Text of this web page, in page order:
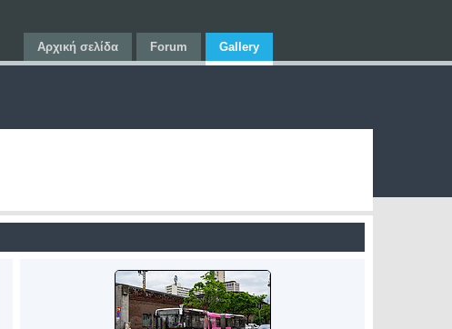
Αρχική σελίδα Forum Gallery